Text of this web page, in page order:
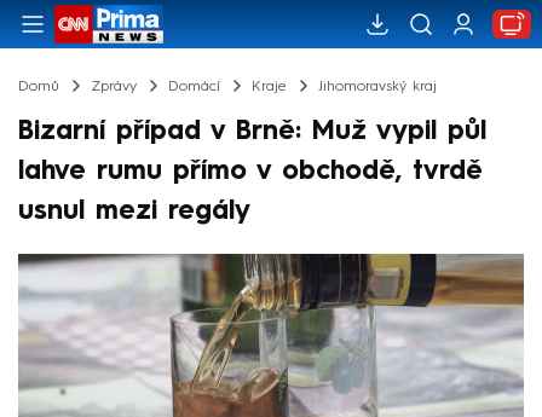
Domů Zprávy Domácí Kraje Jihomoravský kraj
Bizarní případ v Brně: Muž vypil půl
lahve rumu přímo v obchodě, tvrdě
usnul mezi regály